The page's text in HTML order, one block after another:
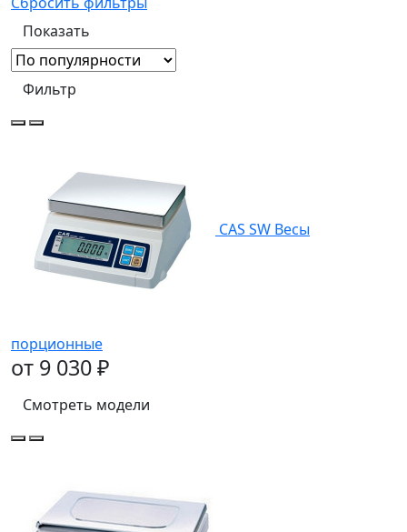
Фильтр
CAS SW Весы
порционные
от 9 030 ₽
Смотреть модели